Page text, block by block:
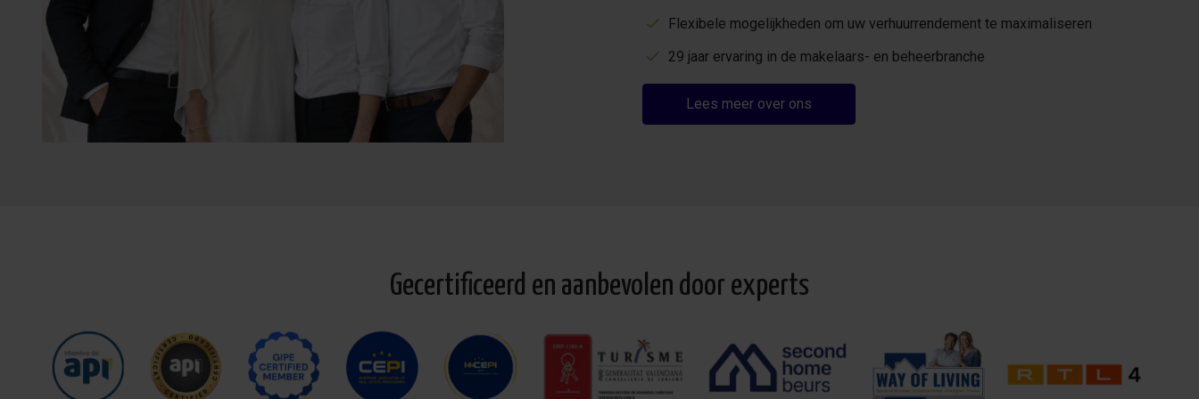
Flexibele mogelijkheden om uw verhuurrendement te maximaliseren
29 jaar ervaring in de makelaars- en beheerbranche
Lees meer over ons
Gecertificeerd en aanbevolen door experts